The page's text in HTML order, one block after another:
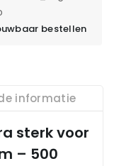
bestellen
informatie
sterk voor
– 500